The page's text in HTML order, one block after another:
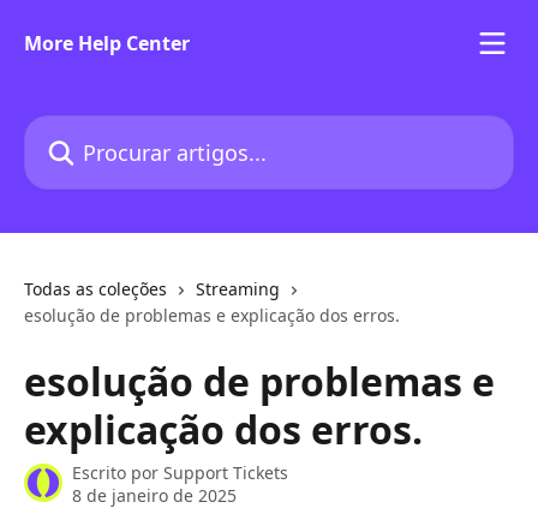
More Help Center
Procurar artigos...
Todas as coleções
Streaming
esolução de problemas e explicação dos erros.
esolução de problemas e
explicação dos erros.
Escrito por Support Tickets
8 de janeiro de 2025